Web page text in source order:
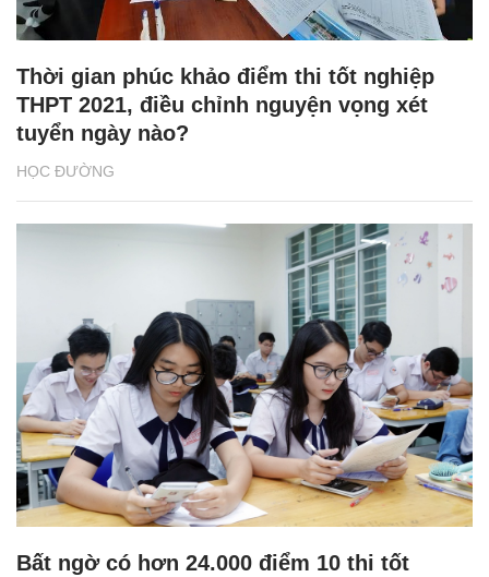
HỌC ĐƯỜNG
Thời gian phúc khảo điểm thi tốt nghiệp
THPT 2021, điều chỉnh nguyện vọng xét
tuyển ngày nào?
Bất ngờ có hơn 24.000 điểm 10 thi tốt